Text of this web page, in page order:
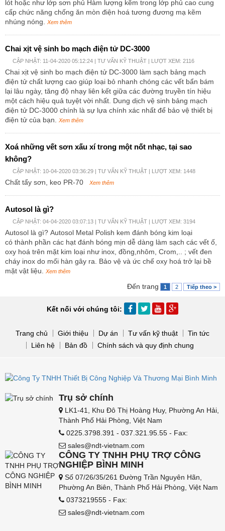
lót hoặc như lớp sơn phủ Hàm lượng kẽm trong lớp phủ cao cung
cấp chức năng chống ăn mòn điện hoá tương đương mạ kẽm
nhúng nóng.
Xem thêm
Chai xịt vệ sinh bo mạch điện tử DC-3000
CẬP NHẬT: 11-04-2020 05:12:24 | TƯ VẤN KỸ THUẬT | LƯỢT XEM: 2116
Chai xịt vệ sinh bo mạch điện tử DC-3000 làm sạch bảng mạch
điện tử chất lượng cao giúp loại bỏ nhanh chóng các vết bẩn bám
lại lâu ngày, tăng độ nhạy liên kết giữa các đường truyền tín hiệu
một cách hiệu quả tuyệt vời nhất. Dung dịch vệ sinh bảng mạch
điện tử DC-3000 chính là sự lựa chính xác nhất để bảo vệ thiết bị
điện tử của bạn.
Xem thêm
Xoá những vết sơn xấu xí trong một nốt nhạc, tại sao
không?
CẬP NHẬT: 10-04-2020 03:36:29 | TƯ VẤN KỸ THUẬT | LƯỢT XEM: 1448
Chất tẩy sơn, keo PR-70 Xem thêm
Autosol là gì?
CẬP NHẬT: 04-04-2020 03:07:13 | TƯ VẤN KỸ THUẬT | LƯỢT XEM: 3194
Autosol là gì? Autosol Metal Polish kem đánh bóng kim loại
có thành phần các hạt đánh bóng mịn dễ dàng làm sạch các vết ố,
oxy hoá trên mặt kim loại như inox, đồng,nhôm, Crom,.. ; vết đen
cháy inox do mối hàn gây ra. Bảo vệ và ức chế oxy hoá trở lại bề
mặt vật liệu.
Xem thêm
Đến trang 1 2 Tiếp theo >
Kết nối với chúng tôi:
Trang chủ Giới thiệu Dự án Tư vấn kỹ thuật
Tin tức
Liên hệ
Bản đồ Chính sách và quy định chung
Trụ sở chính
LK1-41, Khu Đô Thị Hoàng Huy, Phường An Hải,
Thành Phố Hải Phòng, Việt Nam
0225.3798.391 - 037.321.95.55 - Fax:
sales@ndt-vietnam.com
CÔNG TY TNHH PHỤ TRỢ CÔNG
NGHIỆP BÌNH MINH
Số 07/26/35/261 Đường Trần Nguyên Hãn,
Phường An Biên, Thành Phố Hải Phòng, Việt Nam
0373219555 - Fax:
sales@ndt-vietnam.com